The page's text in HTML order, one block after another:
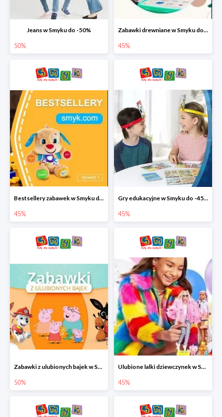
Jeans w Smyku do -50%
50%
Zabawki drewniane w Smyku do -45%
45%
Bestsellery zabawek w Smyku do -45%
45%
Gry edukacyjne w Smyku do -45%
45%
Zabawki z ulubionych bajek w Smyku do -50%
50%
Ulubione lalki dziewczynek w Smyku do -45%
45%